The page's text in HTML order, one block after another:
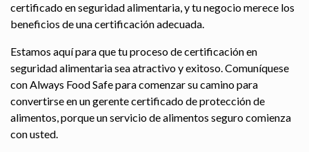
certificado en seguridad alimentaria, y tu negocio merece los
beneficios de una certificación adecuada.
Estamos aquí para que tu proceso de certificación en
seguridad alimentaria sea atractivo y exitoso. Comuníquese
con Always Food Safe para comenzar su camino para
convertirse en un gerente certificado de protección de
alimentos, porque un servicio de alimentos seguro comienza
con usted.